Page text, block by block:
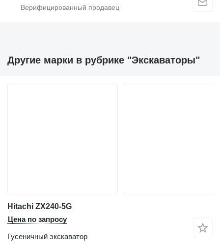
Другие марки в рубрике "Экскаваторы"
Hitachi ZX240-5G
Цена по запросу
Гусеничный экскаватор